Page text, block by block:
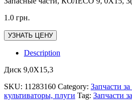
1.0 грн.
УЗНАТЬ ЦЕНУ
Description
Диск 9,0Х15,3
SKU: 11283160 Category: Запчасти
культиваторы, плуги Tag: Запчасти